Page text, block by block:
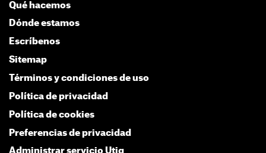
Qué hacemos
Dónde estamos
Escríbenos
Sitemap
Términos y condiciones de uso
Política de privacidad
Política de cookies
Preferencias de privacidad
Administrar servicio Utiq